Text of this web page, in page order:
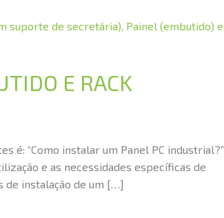
E RACK
é: “Como instalar um Panel PC industrial?”
e as necessidades específicas de
de instalação de um […]